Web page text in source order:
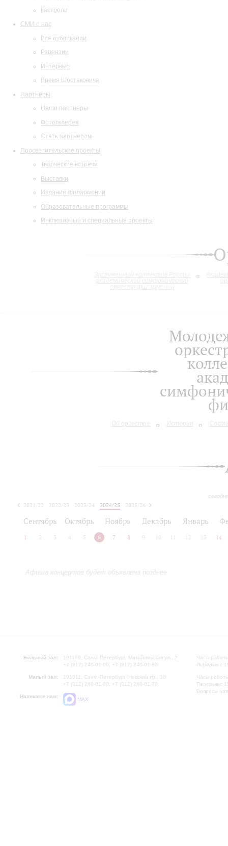
Гастроли
СМИ о нас
Все публикации
Рецензии
Интервью
Время Шостаковича
Партнеры
Наши партнеры
Фотогалерея
Стать партнером
Просветительские проекты
Творческие встречи
Выставки
Издания филармонии
Образовательные программы
Инклюзивные и специальные проекты
Об оркестре История
2021/22 2022/23 2023/24 2024/25
2025/26
Сентябрь Октябрь Ноябрь Декабрь Январь
1 2 3 4 5 6 7 8 9 10 12 13 14
Афиша концертов будет объявлена позднее
Большой зал:
191186, Санкт-Петербург, Михайловская ул., 2
+7 (812) 240-01-00, +7 (812) 240-01-80
Малый зал:
191011, Санкт-Петербург, Невский пр., 30
+7 (812) 240-01-00, +7 (812) 240-01-70
Напишите нам:
MAX
Часы
Перерыв с
Часы
Перерыв с
Вопросы